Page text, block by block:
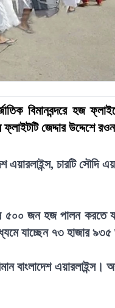
বিমানবন্দরে হজ
জেদ্দার উদ্দেশে
চারটি সৌদি
৫০০ জন হজ পালন করতে
যাচ্ছেন ৭৩ হাজার
বাংলাদেশ এয়ারলাইন্স।